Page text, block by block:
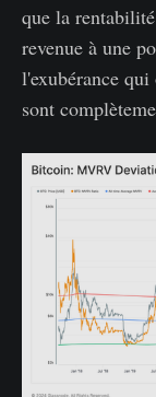
que la
revenue à une
l'exubérance
sont